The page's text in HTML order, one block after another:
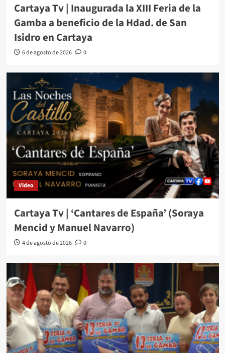
Cartaya Tv | Inaugurada la XIII Feria de la
Gamba a beneficio de la Hdad. de San
Isidro en Cartaya
6 de agosto de 2026 0
Video
Cartaya Tv | ‘Cantares de España’ (Soraya
Mencid y Manuel Navarro)
4 de agosto de 2026 0